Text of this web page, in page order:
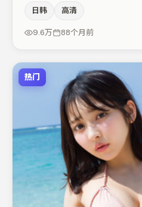
包括弗洛伦丝·皮尤、张子枫、
应，适合喜欢抠台词与伏笔的
周末一口气追完。
日韩 高清
9.6万 88个月前
热门